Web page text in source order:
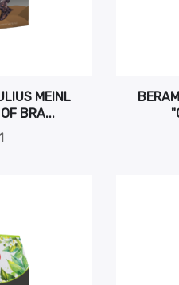
MEINL
BRA...